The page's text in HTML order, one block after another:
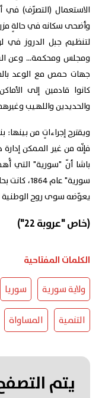
الاستعمال (التصرّف) في
وأضحى سكانه في حالةٍ
لتنظيم جبل الدروز في
ومجلس ومحكمة... وعن
جهات حمص مع الوعد
كانوا قادمين إلى
والحديدين واللهيب
ويقترح إجراءاتٍ من
فإنّه من غير الممكن
باشا أنّ "سورية" التي
سورية" عام
يعوّضه سوى روح الوطنية
(خاص "عروبة 22")
الكلمات المفتاحية
ولاية سورية سوريا
التنمية المساواة
يتم